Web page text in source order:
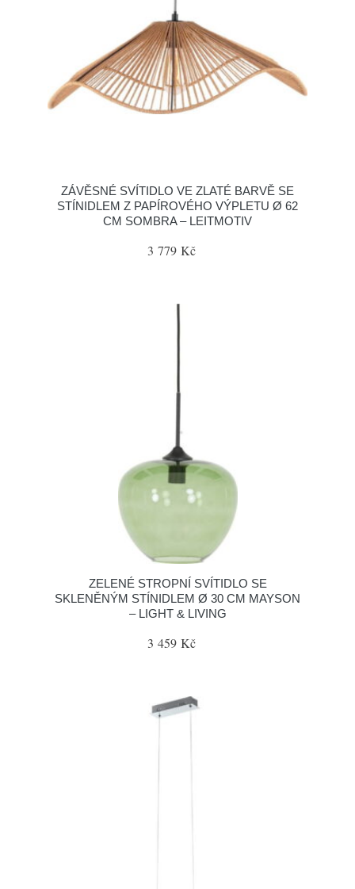
ZÁVĚSNÉ SVÍTIDLO VE ZLATÉ BARVĚ SE
STÍNIDLEM Z PAPÍROVÉHO VÝPLETU Ø 62
CM SOMBRA – LEITMOTIV
3 779 Kč
ZELENÉ STROPNÍ SVÍTIDLO SE
SKLENĚNÝM STÍNIDLEM Ø 30 CM MAYSON
– LIGHT & LIVING
3 459 Kč